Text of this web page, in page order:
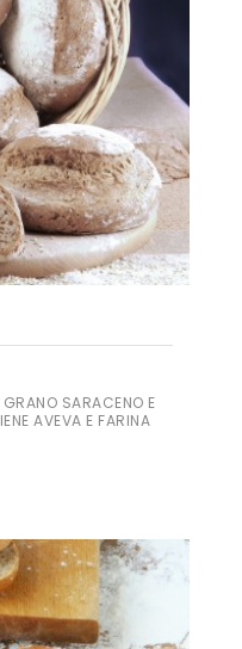
GRANO SARACENO E
AVEVA E FARINA